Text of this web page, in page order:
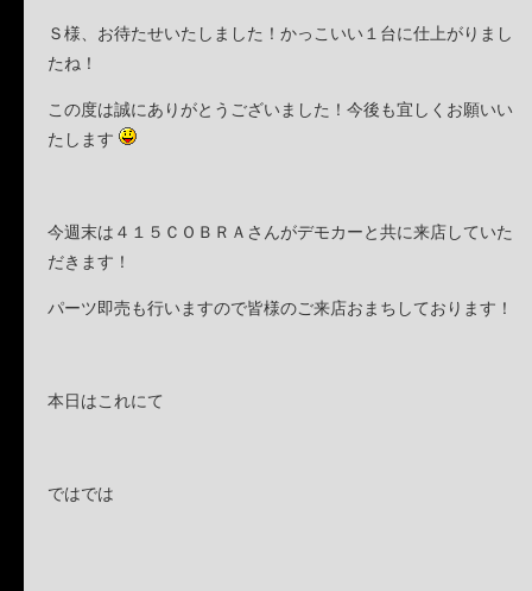
Ｓ様、お待たせいたしました！かっこいい１台に仕上がりまし
たね！
この度は誠にありがとうございました！今後も宜しくお願いい
たします
今週末は４１５ＣＯＢＲＡさんがデモカーと共に来店していた
だきます！
パーツ即売も行いますので皆様のご来店おまちしております！
本日はこれにて
ではでは